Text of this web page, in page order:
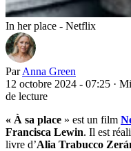
In her place - Netflix
Par Anna Green
12 octobre 2024 - 07:25 ·
de lecture
« À sa place » est un film
Francisca Lewin. Il est
livre d’Alia Trabucco